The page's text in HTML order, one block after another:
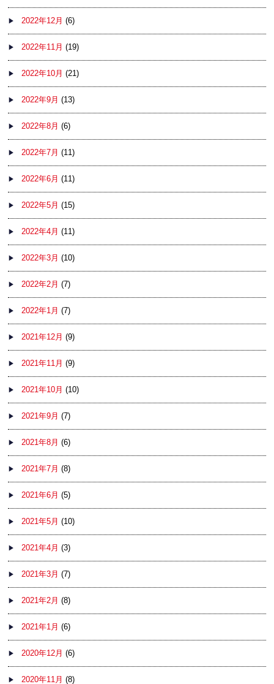
2022年12月 (6)
2022年11月 (19)
2022年10月 (21)
2022年9月 (13)
2022年8月 (6)
2022年7月 (11)
2022年6月 (11)
2022年5月 (15)
2022年4月 (11)
2022年3月 (10)
2022年2月 (7)
2022年1月 (7)
2021年12月 (9)
2021年11月 (9)
2021年10月 (10)
2021年9月 (7)
2021年8月 (6)
2021年7月 (8)
2021年6月 (5)
2021年5月 (10)
2021年4月 (3)
2021年3月 (7)
2021年2月 (8)
2021年1月 (6)
2020年12月 (6)
2020年11月 (8)